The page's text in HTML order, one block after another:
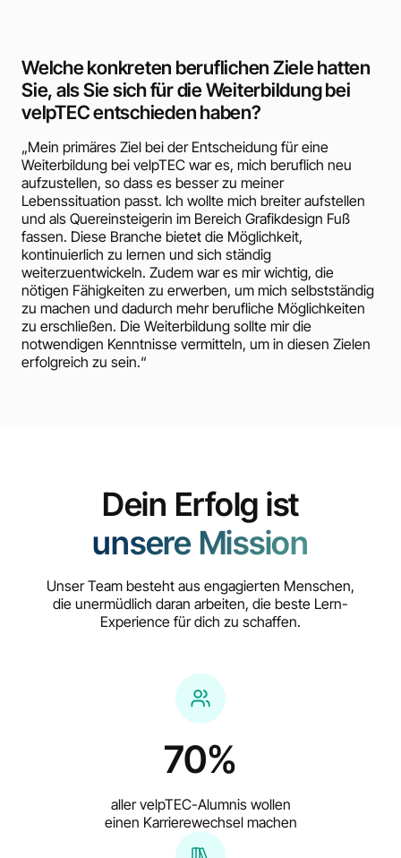
Welche konkreten beruflichen Ziele hatten
Sie, als Sie sich für die Weiterbildung bei
velpTEC entschieden haben?
„Mein primäres Ziel bei der Entscheidung für eine
Weiterbildung bei velpTEC war es, mich beruflich neu
aufzustellen, so dass es besser zu meiner
Lebenssituation passt. Ich wollte mich breiter aufstellen
und als Quereinsteigerin im Bereich Grafikdesign Fuß
fassen. Diese Branche bietet die Möglichkeit,
kontinuierlich zu lernen und sich ständig
weiterzuentwickeln. Zudem war es mir wichtig, die
nötigen Fähigkeiten zu erwerben, um mich selbstständig
zu machen und dadurch mehr berufliche Möglichkeiten
zu erschließen. Die Weiterbildung sollte mir die
notwendigen Kenntnisse vermitteln, um in diesen Zielen
erfolgreich zu sein.“
Dein Erfolg ist
unsere Mission
Unser Team besteht aus engagierten Menschen,
die unermüdlich daran arbeiten, die beste Lern-
Experience für dich zu schaffen.
70%
aller velpTEC-Alumnis wollen
einen Karrierewechsel machen